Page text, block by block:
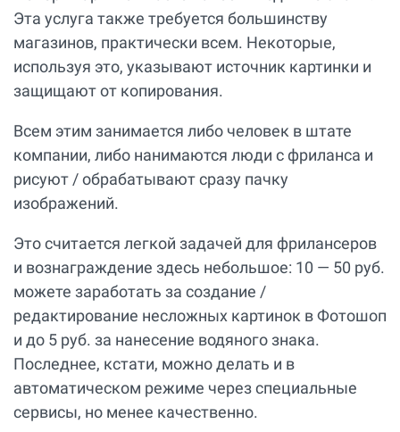
Эта услуга также требуется большинству
магазинов, практически всем. Некоторые,
используя это, указывают источник картинки и
защищают от копирования.
Всем этим занимается либо человек в штате
компании, либо нанимаются люди с фриланса и
рисуют / обрабатывают сразу пачку
изображений.
Это считается легкой задачей для фрилансеров
и вознаграждение здесь небольшое: 10 — 50 руб.
можете заработать за создание /
редактирование несложных картинок в Фотошоп
и до 5 руб. за нанесение водяного знака.
Последнее, кстати, можно делать и в
автоматическом режиме через специальные
сервисы, но менее качественно.